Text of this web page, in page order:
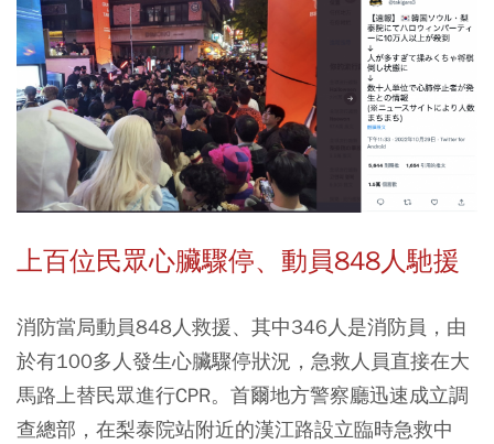
上百位民眾心臟驟停、動員848人馳援
消防當局動員848人救援、其中346人是消防員，由
於有100多人發生心臟驟停狀況，急救人員直接在大
馬路上替民眾進行CPR。首爾地方警察廳迅速成立調
查總部，在梨泰院站附近的漢江路設立臨時急救中